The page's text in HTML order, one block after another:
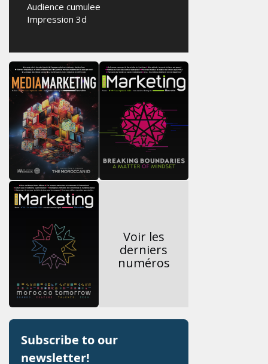
Audience cumulee
Impression 3d
Voir les
derniers
numéros